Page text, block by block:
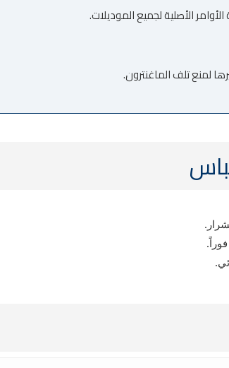
الأصلية لجميع الموديلات.
لمنع تلف الماغنترون.